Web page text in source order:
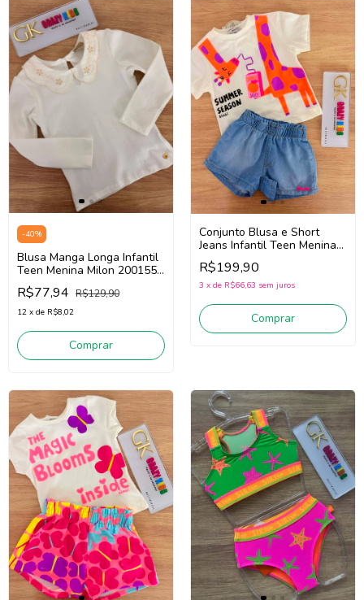
-40%
Blusa Manga Longa Infantil
Teen Menina Milon 2001557
(Off White)
R$77,94 R$129,90
12 x de R$8,02
Comprar
Conjunto Blusa e Short
Jeans Infantil Teen Menina
Bimbi Fb177 (Off
White/Jeans)
R$199,90
3 x de R$66,63 sem juros
Comprar